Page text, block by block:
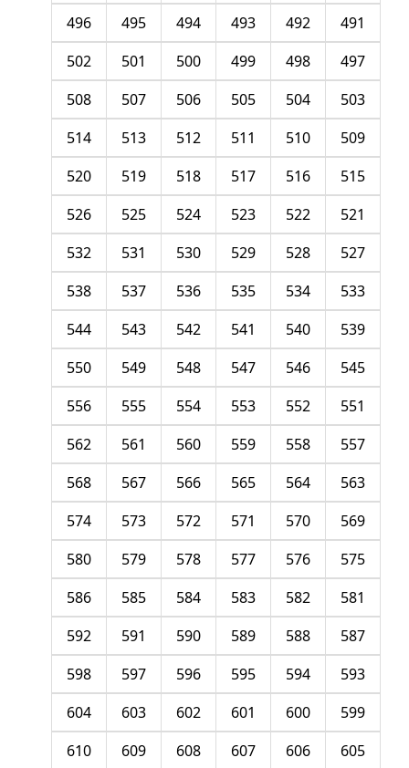
491
492
493
494
495
496
497
498
499
500
501
502
503
504
505
506
507
508
509
510
511
512
513
514
515
516
517
518
519
520
521
522
523
524
525
526
527
528
529
530
531
532
533
534
535
536
537
538
539
540
541
542
543
544
545
546
547
548
549
550
551
552
553
554
555
556
557
558
559
560
561
562
563
564
565
566
567
568
569
570
571
572
573
574
575
576
577
578
579
580
581
582
583
584
585
586
587
588
589
590
591
592
593
594
595
596
597
598
599
600
601
602
603
604
605
606
607
608
609
610